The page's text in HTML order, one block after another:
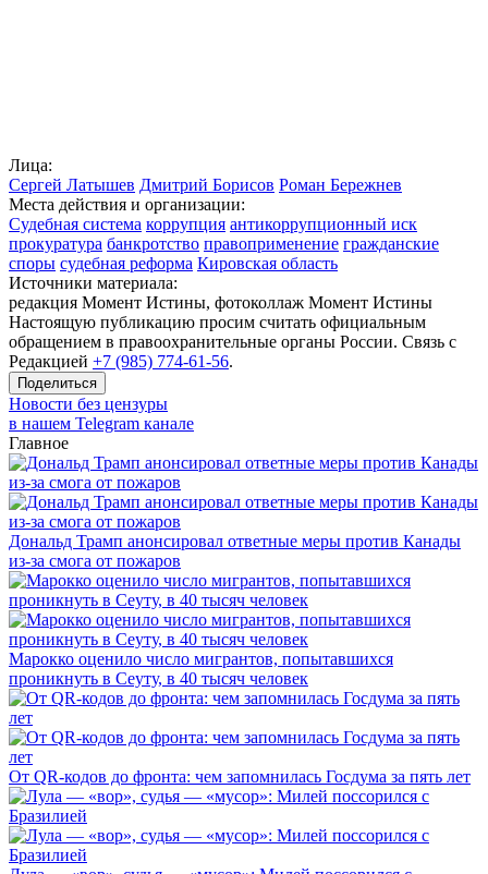
Лица:
Сергей Латышев Дмитрий Борисов Роман Бережнев
Места действия и организации:
Судебная система коррупция антикоррупционный иск
прокуратура банкротство правоприменение гражданские
споры судебная реформа Кировская область
Источники материала:
редакция Момент Истины, фотоколлаж Момент Истины
Настоящую публикацию просим считать официальным
обращением в правоохранительные органы России. Связь с
Редакцией +7 (985) 774-61-56.
Поделиться
Новости без цензуры
в нашем Telegram канале
Главное
Дональд Трамп анонсировал ответные меры против Канады
из-за смога от пожаров
Марокко оценило число мигрантов, попытавшихся
проникнуть в Сеуту, в 40 тысяч человек
От QR-кодов до фронта: чем запомнилась Госдума за пять лет